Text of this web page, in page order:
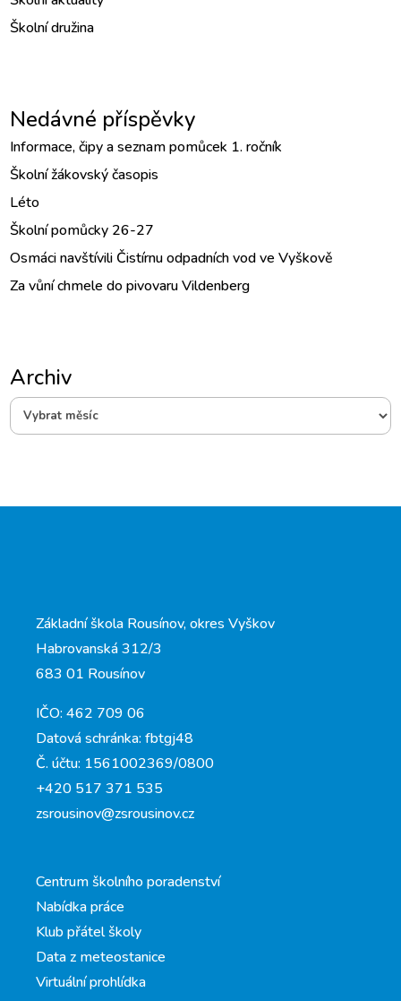
Školní družina
Nedávné příspěvky
Informace, čipy a seznam pomůcek 1. ročník
Školní žákovský časopis
Léto
Školní pomůcky 26-27
Osmáci navštívili Čistírnu odpadních vod ve Vyškově
Za vůní chmele do pivovaru Vildenberg
ArchivArchiv
Základní škola Rousínov, okres Vyškov
Habrovanská 312/3
683 01 Rousínov
IČO: 462 709 06
Datová schránka: fbtgj48
Č. účtu: 1561002369/0800
+420 517 371 535
zsrousinov@zsrousinov.cz
Centrum školního poradenství
Nabídka práce
Klub přátel školy
Data z meteostanice
Virtuální prohlídka